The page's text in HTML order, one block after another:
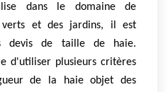
dans le domaine de
verts et des jardins, il est
devis de taille de haie.
d'utiliser plusieurs critères
de la haie objet des